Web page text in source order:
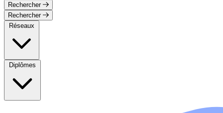
Rechercher
Rechercher
Réseaux
Diplômes